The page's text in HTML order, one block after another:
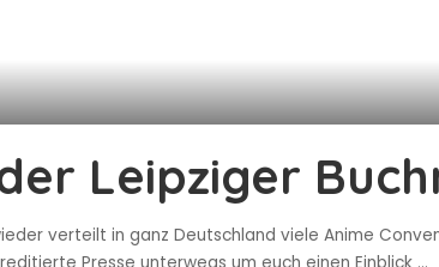
Leipziger
verteilt in ganz Deutschland viele Anime